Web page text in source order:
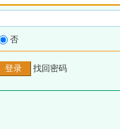
否
找回密码